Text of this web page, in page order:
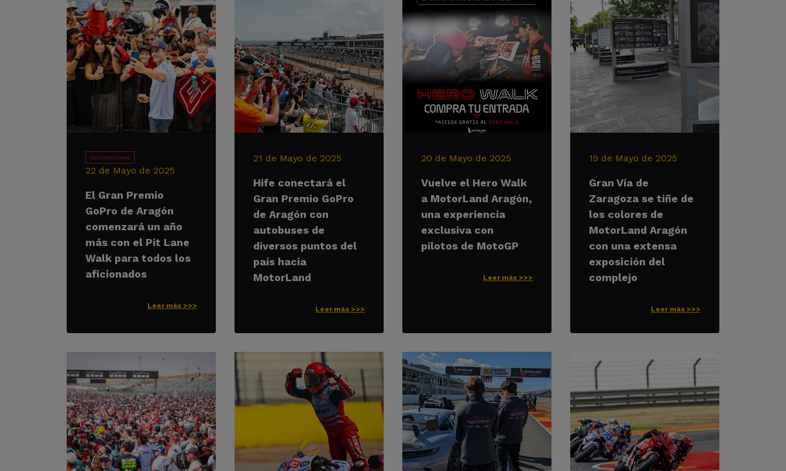
Competiciones
22 de Mayo de 2025
El Gran Premio
GoPro de Aragón
comenzará un año
más con el Pit Lane
Walk para todos los
aficionados
Leer más >>>
21 de Mayo de 2025
Hife conectará el
Gran Premio GoPro
de Aragón con
autobuses de
diversos puntos del
país hacia
MotorLand
Leer más >>>
20 de Mayo de 2025
Vuelve el Hero Walk
a MotorLand Aragón,
una experiencia
exclusiva con
pilotos de MotoGP
Leer más >>>
19 de Mayo de 2025
Gran Vía de
Zaragoza se tiñe de
los colores de
MotorLand Aragón
con una extensa
exposición del
complejo
Leer más >>>